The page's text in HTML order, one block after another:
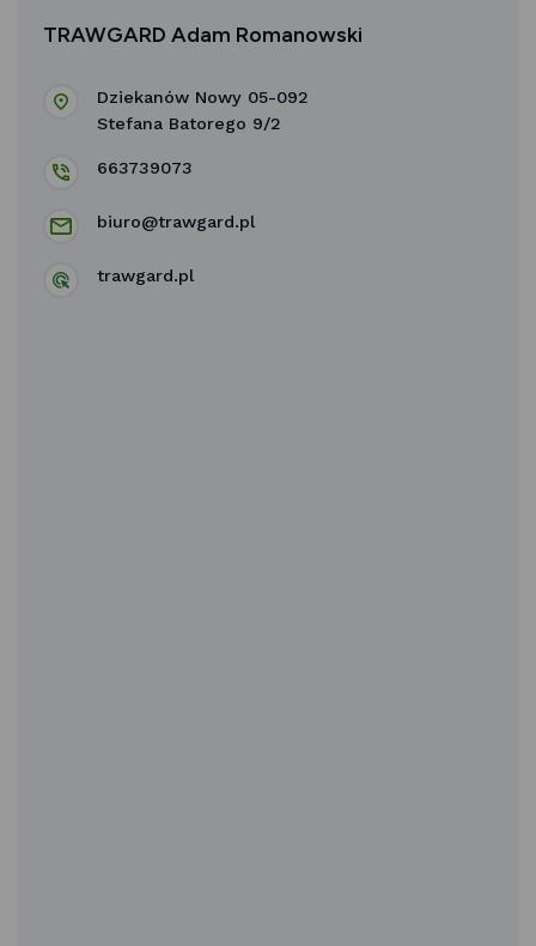
TRAWGARD Adam Romanowski
Dziekanów Nowy 05-092
Stefana Batorego 9/2
663739073
biuro@trawgard.pl
trawgard.pl